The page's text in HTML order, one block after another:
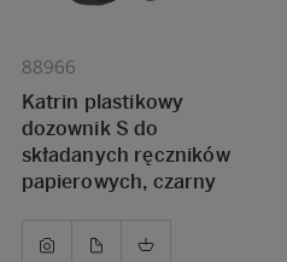
88966
Katrin plastikowy
dozownik S do
składanych ręczników
papierowych, czarny